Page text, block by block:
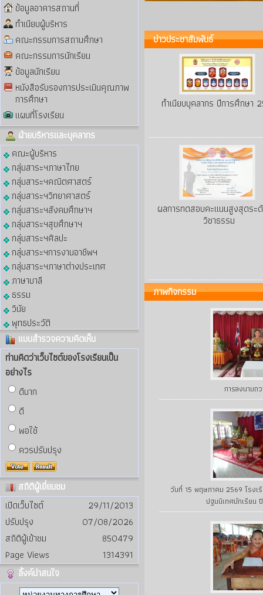
ข้อมูลอาคารสถานที่
ทำเนียบผู้บริหาร
คณะกรรมการสถานศึกษา
คณะกรรมการนักเรียน
ข้อมูลนักเรียน
หนังสือรับรองการประเมินคุณภาพ
การศึกษา
แผนที่โรงเรียน
ฝ่ายบริหารและบุคลากร
คณะผู้บริหาร
กลุ่มสาระฯภาษาไทย
กลุ่มสาระฯคณิตศาสตร์
กลุ่มสาระฯวิทยาศาสตร์
กลุ่มสาระฯสังคมศึกษาฯ
กลุ่มสาระฯสุขศึกษาฯ
กลุ่มสาระฯศิลปะ
กลุ่มสาระฯการงานอาชีพฯ
กลุ่มสาระฯภาษาต่างประเทศ
ภาษาบาลี
ธรรม
วินัย
พุทธประวัติ
แบบสำรวจความคิดเห็น
ท่านคิดว่าเว็บไซต์ของโรงเรียนเป็น
อย่างไร
ดีมาก
ดี
พอใช้
ควรปรับปรุง
สถิติผู้เยี่ยมชม
เปิดเว็บไซต์
29/11/2013
ปรับปรุง
07/08/2026
สถิติผู้เข้าชม
850479
Page Views
1314391
ลิ้งค์น่าสนใจ
ข่าวประชาสัมพันธ์
ทำเนียบบุคลากร ปีการศึกษา
ผลการทดสอบคะแนนสูงสุดระ
วิชาธรรม
ภาพกิจกรรม
การลงนามถ
วันที่ 15 พฤษภาคม 2569 โรง
ปฐมนิเทศนักเรียน